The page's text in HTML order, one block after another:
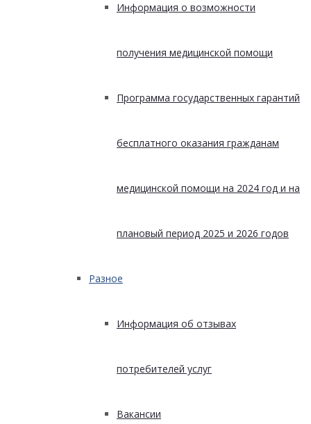
Информация о возможности
получения медицинской помощи
Программа государственных гарантий
бесплатного оказания гражданам
медицинской помощи на 2024 год и на
плановый период 2025 и 2026 годов
Разное
Информация об отзывах
потребителей услуг
Вакансии